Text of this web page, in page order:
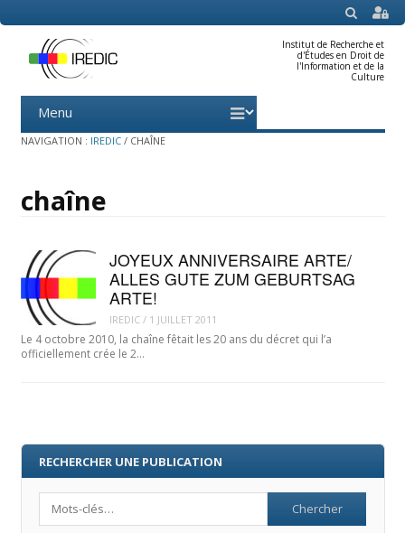
SEARCH
Institut de Recherche et
d'Études en Droit de
l'Information et de la
Culture
Menu
content
NAVIGATION : IREDIC / CHAÎNE
chaîne
JOYEUX ANNIVERSAIRE ARTE/
ALLES GUTE ZUM GEBURTSAG
ARTE!
IREDIC/ 1 JUILLET 2011
Le 4 octobre 2010, la chaîne fêtait les 20 ans du décret qui l’a
officiellement crée le 2…
RECHERCHER UNE PUBLICATION